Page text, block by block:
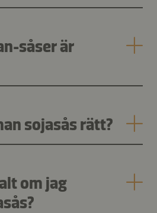
såser är
sojasås rätt?
om jag